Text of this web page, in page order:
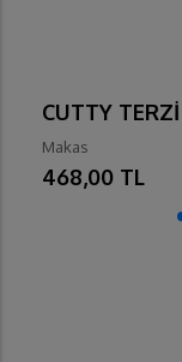
CUTTY
Makas
468,00 TL